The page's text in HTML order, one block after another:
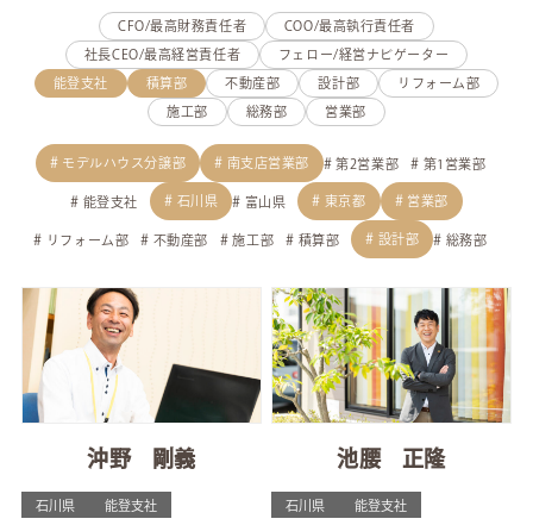
CFO/最高財務責任者 COO/最高執行責任者
社長CEO/最高経営責任者 フェロー/経営ナビゲーター
能登支社 積算部 不動産部 設計部 リフォーム部
施工部 総務部 営業部
モデルハウス分譲部 南支店営業部 第2営業部 第1営業部
能登支社 石川県 富山県 東京都 営業部
リフォーム部 不動産部 施工部 積算部 設計部 総務部
沖野 剛義
石川県 能登支社
池腰 正隆
石川県 能登支社